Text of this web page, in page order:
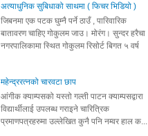
अत्याधुनिक सुबिधाको साथमा ( फिचर भिडियो )
जिबनमा एक पटक घुम्नै पर्ने ठाउँ , पारिवारिक
बातावरण चाहिए गोकुलम जाउ। मोरंग। सुन्दर हरैचा
नगरपालिकामा स्थित गोकुलम रिसोर्ट बिगत ५ वर्ष
महेन्द्ररत्नको चारवटा छाप
आंगीक क्याम्पसको यस्तो गल्ती पाटन क्याम्पसद्वारा
विद्यार्थीलाई उपलब्ध गराइने चारित्रिक
प्रमाणपत्रहरुमा उल्लेखित कुनै पनि नम्वर हाल क...